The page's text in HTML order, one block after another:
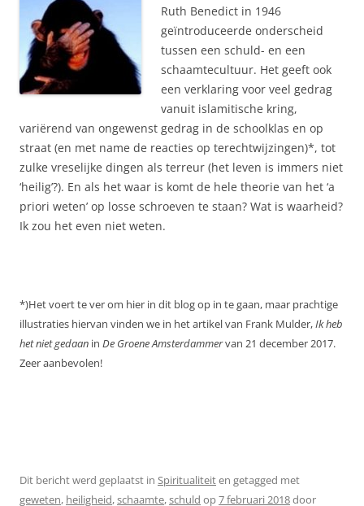
Ruth Benedict in 1946
geïntroduceerde onderscheid
tussen een schuld- en een
schaamtecultuur. Het geeft ook
een verklaring voor veel gedrag
vanuit islamitische kring,
variërend van ongewenst gedrag in de schoolklas en op
straat (en met name de reacties op terechtwijzingen)*, tot
zulke vreselijke dingen als terreur (het leven is immers niet
‘heilig’?). En als het waar is komt de hele theorie van het ‘a
priori weten’ op losse schroeven te staan? Wat is waarheid?
Ik zou het even niet weten.
*)Het voert te ver om hier in dit blog op in te gaan, maar prachtige
illustraties hiervan vinden we in het artikel van Frank Mulder,Ik heb
het niet gedaan in De Groene Amsterdammervan 21 december 2017.
Zeer aanbevolen!
Dit bericht werd geplaatst in Spiritualiteiten getagged met
geweten, heiligheid,schaamte,schuld op7 februari 2018door